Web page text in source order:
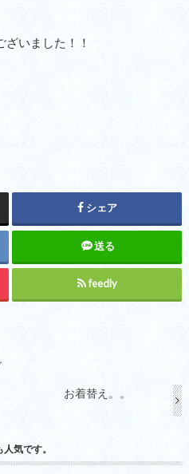
いました！！
シェア
送る
feedly
お着替え。。
気です。